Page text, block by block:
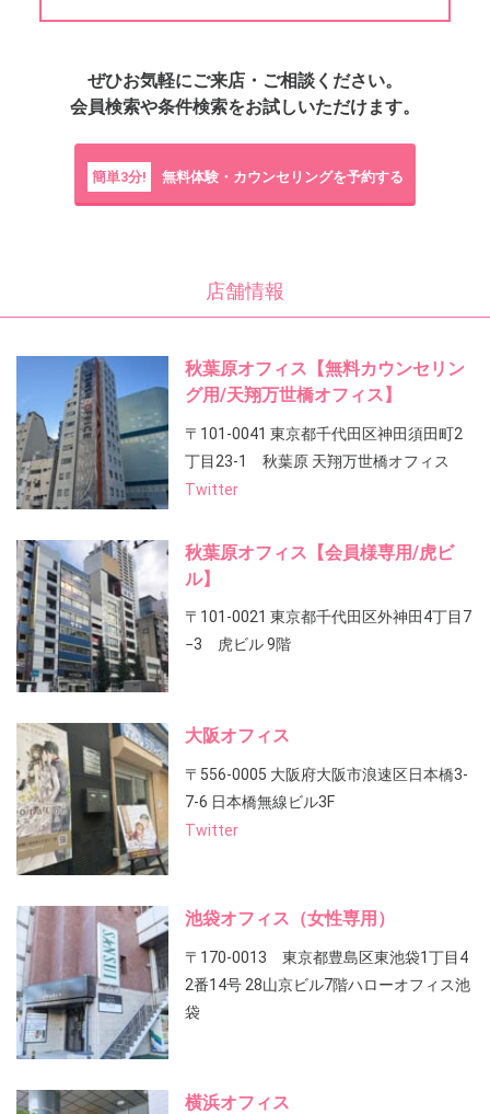
ぜひお気軽にご来店・ご相談ください。
会員検索や条件検索をお試しいただけます。
簡単3分! 無料体験・カウンセリングを予約する
店舗情報
秋葉原オフィス【無料カウンセリン
グ用/天翔万世橋オフィス】
〒101-0041 東京都千代田区神田須田町2
丁目23-1 秋葉原 天翔万世橋オフィス
Twitter
秋葉原オフィス【会員様専用/虎ビ
ル】
〒101-0021 東京都千代田区外神田4丁目7
−3 虎ビル 9階
大阪オフィス
〒556-0005 大阪府大阪市浪速区日本橋3-
7-6 日本橋無線ビル3F
Twitter
池袋オフィス（女性専用）
〒170-0013 東京都豊島区東池袋1丁目4
2番14号 28山京ビル7階ハローオフィス池
袋
横浜オフィス